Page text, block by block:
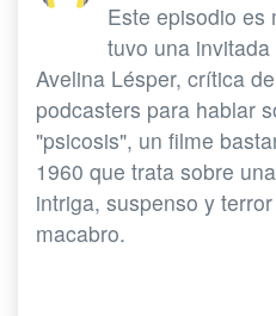
Este episodio es
tuvo una
Avelina Lésper, crítica
podcasters para hablar
"psicosis", un filme
1960 que trata sobre
intriga, suspenso y
macabro.